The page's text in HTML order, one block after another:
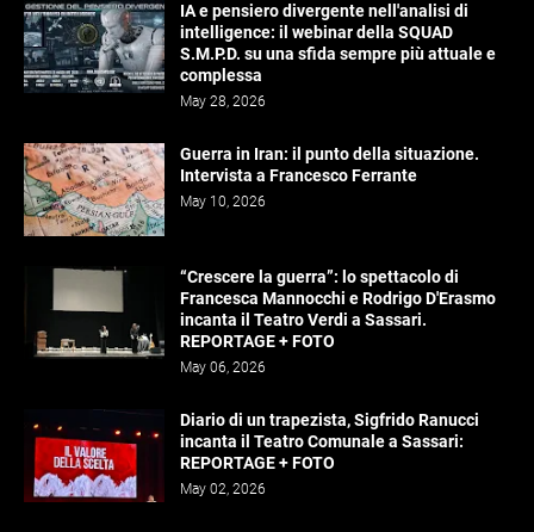
IA e pensiero divergente nell'analisi di
intelligence: il webinar della SQUAD
S.M.P.D. su una sfida sempre più attuale e
complessa
May 28, 2026
Guerra in Iran: il punto della situazione.
Intervista a Francesco Ferrante
May 10, 2026
“Crescere la guerra”: lo spettacolo di
Francesca Mannocchi e Rodrigo D'Erasmo
incanta il Teatro Verdi a Sassari.
REPORTAGE + FOTO
May 06, 2026
Diario di un trapezista, Sigfrido Ranucci
incanta il Teatro Comunale a Sassari:
REPORTAGE + FOTO
May 02, 2026